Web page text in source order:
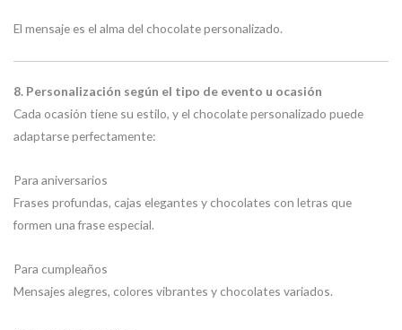
El mensaje es el alma del chocolate personalizado.
8. Personalización según el tipo de evento u ocasión
Cada ocasión tiene su estilo, y el chocolate personalizado puede
adaptarse perfectamente:
Para aniversarios
Frases profundas, cajas elegantes y chocolates con letras que
formen una frase especial.
Para cumpleaños
Mensajes alegres, colores vibrantes y chocolates variados.